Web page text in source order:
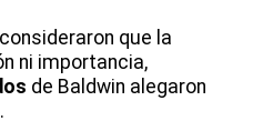
que la
ni importancia,
de Baldwin alegaron